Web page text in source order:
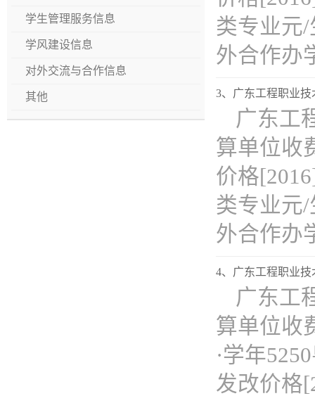
学生管理服务信息
学风建设信息
对外交流与合作信息
其他
类专业元/
外合作办
3、广东工程职业技
广东工
算单位收
价格
类专业元/
外合作办
4、广东工程职业技
广东工
算单位
·学年
发改价格